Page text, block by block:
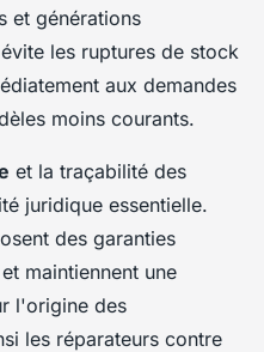
et générations
les ruptures de stock
aux demandes
moins courants.
et la traçabilité des
juridique essentielle.
des garanties
maintiennent une
l'origine des
les réparateurs contre